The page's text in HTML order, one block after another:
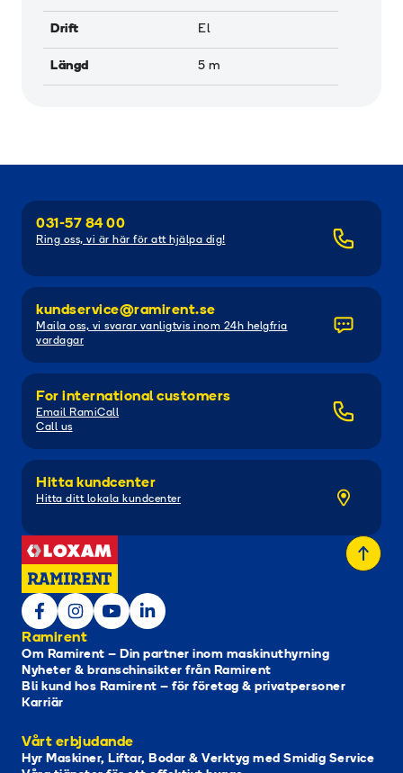
Drift El
Längd 5 m
031-57 84 00
Ring oss, vi är här för att hjälpa dig!
kundservice@ramirent.se
Maila oss, vi svarar vanligtvis inom 24h helgfria
vardagar
For international customers
Email RamiCall
Call us
Hitta kundcenter
Hitta ditt lokala kundcenter
Ramirent
Om Ramirent – Din partner inom maskinuthyrning
Nyheter & branschinsikter från Ramirent
Bli kund hos Ramirent – för företag & privatpersoner
Karriär
Vårt erbjudande
Hyr Maskiner, Liftar, Bodar & Verktyg med Smidig Service